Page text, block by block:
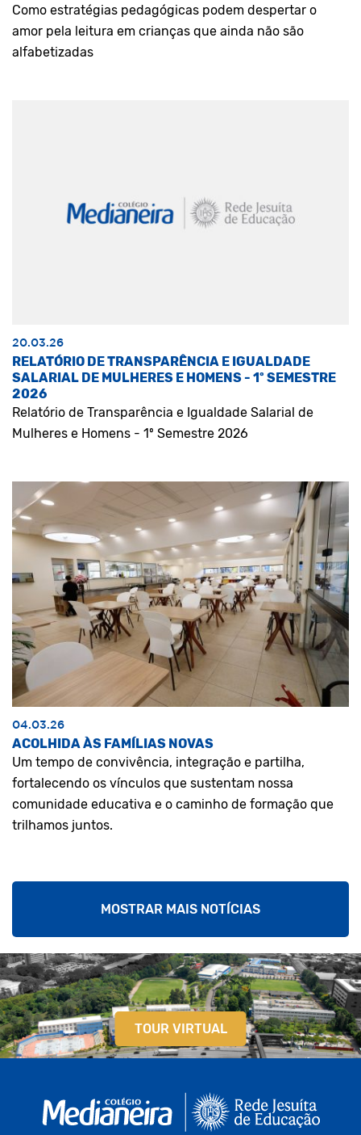
Como estratégias pedagógicas podem despertar o
amor pela leitura em crianças que ainda não são
alfabetizadas
20.03.26
RELATÓRIO DE TRANSPARÊNCIA E IGUALDADE
SALARIAL DE MULHERES E HOMENS - 1º SEMESTRE
2026
Relatório de Transparência e Igualdade Salarial de
Mulheres e Homens - 1º Semestre 2026
04.03.26
ACOLHIDA ÀS FAMÍLIAS NOVAS
Um tempo de convivência, integração e partilha,
fortalecendo os vínculos que sustentam nossa
comunidade educativa e o caminho de formação que
trilhamos juntos.
MOSTRAR MAIS NOTÍCIAS
TOUR VIRTUAL